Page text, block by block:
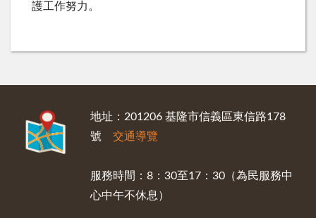
護工作努力。
地址：201206 基隆市信義區東信路178
號 交通導覽
服務時間：8：30至17：30（為民服務中
心中午不休息）